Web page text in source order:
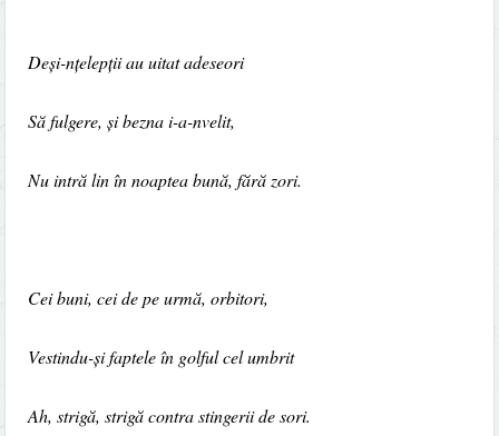
Deși-nțelepții au uitat adeseori
Să fulgere, și bezna i-a-nvelit,
Nu intră lin în noaptea bună, fără zori.
Cei buni, cei de pe urmă, orbitori,
Vestindu-și faptele în golful cel umbrit
Ah, strigă, strigă contra stingerii de sori.